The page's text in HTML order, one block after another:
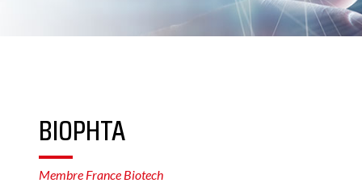
BIOPHTA
Membre France Biotech